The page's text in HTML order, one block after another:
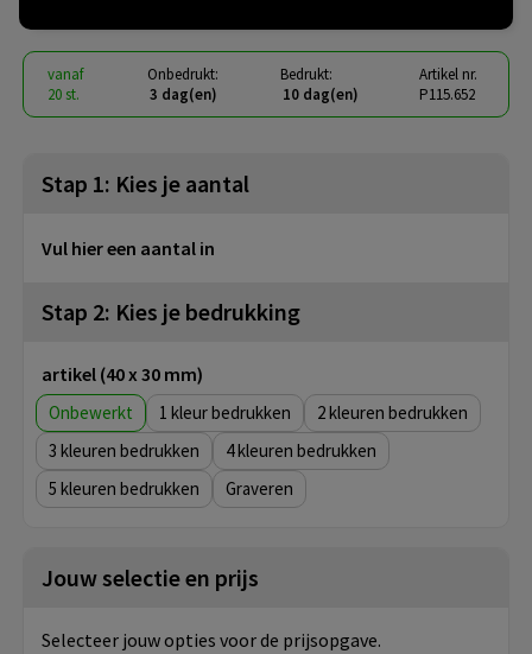
vanaf
20 st.
Onbedrukt:
3 dag(en)
Bedrukt:
10 dag(en)
Artikel nr.
P115.652
Stap 1: Kies je aantal
Vul hier een aantal in
Stap 2: Kies je bedrukking
artikel (40 x 30 mm)
Onbewerkt 1
2
3
4
5
Graveren
Jouw selectie en prijs
Selecteer jouw opties voor de prijsopgave.